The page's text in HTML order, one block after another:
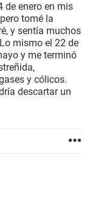
de enero en mis
tomé la
y sentía muchos
mismo el 22 de
y me terminó
y cólicos.
descartar un